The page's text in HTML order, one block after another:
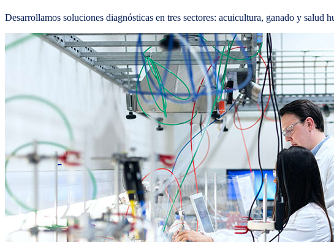
Desarrollamos soluciones diagnósticas en tres sectores: acuicultura, ganado y